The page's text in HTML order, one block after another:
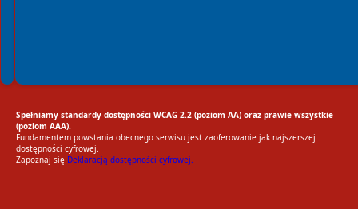
Spełniamy standardy dostępności WCAG 2.2 (poziom AA) oraz prawie wszystkie
(poziom AAA).
Fundamentem powstania obecnego serwisu jest zaoferowanie jak najszerszej
dostępności cyfrowej.
Zapoznaj się Deklaracją dostępności cyfrowej.